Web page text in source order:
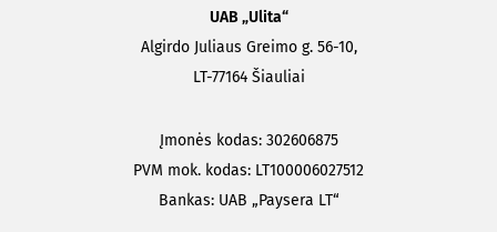
UAB „Ulita“
Algirdo Juliaus Greimo g. 56-10,
LT-77164 Šiauliai
Įmonės kodas: 302606875
PVM mok. kodas: LT100006027512
Bankas: UAB „Paysera LT“